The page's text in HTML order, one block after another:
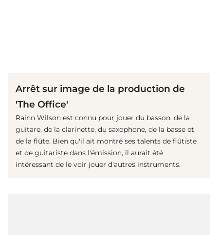
Arrêt sur image de la production de
'The Office'
Rainn Wilson est connu pour jouer du basson, de la
guitare, de la clarinette, du saxophone, de la basse et
de la flûte. Bien qu'il ait montré ses talents de flûtiste
et de guitariste dans l'émission, il aurait été
intéressant de le voir jouer d'autres instruments.